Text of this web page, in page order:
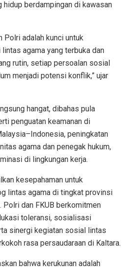
hidup berdampingan di kawasan
Polri adalah kunci untuk
agama yang terbuka dan
rutin, setiap persoalan sosial
menjadi potensi konflik,” ujar
hangat, dibahas pula
penguatan keamanan di
peningkatan
agama dan penegak hukum,
di lingkungan kerja.
kesepahaman untuk
lintas agama di tingkat provinsi
Polri dan FKUB berkomitmen
toleransi, sosialisasi
sinergi kegiatan sosial lintas
rasa persaudaraan di Kaltara.
bahwa kerukunan adalah